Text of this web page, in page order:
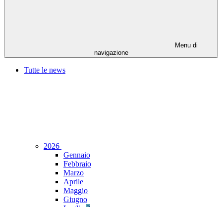
Menu di
navigazione
Tutte le news
2026
Gennaio
Febbraio
Marzo
Aprile
Maggio
Giugno